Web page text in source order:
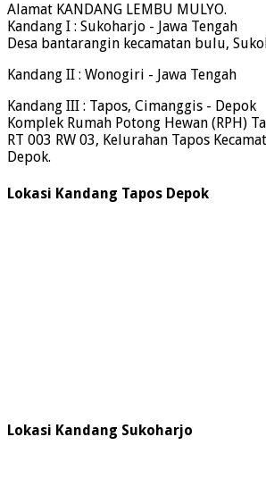
Alamat KANDANG LEMBU MULYO.
Kandang I : Sukoharjo - Jawa Tengah
Desa bantarangin kecamatan bulu,
Kandang II : Wonogiri - Jawa Tengah
Kandang III : Tapos, Cimanggis - Depok
Komplek Rumah Potong Hewan (RPH)
RT 003 RW 03, Kelurahan Tapos
Depok.
Lokasi Kandang Tapos Depok
Lokasi Kandang Sukoharjo